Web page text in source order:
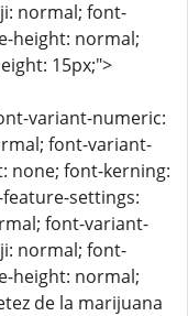
normal; font-
height: normal;
15px;">
variant-numeric:
font-variant-
none; font-kerning:
settings:
font-variant-
normal; font-
height: normal;
de la marijuana